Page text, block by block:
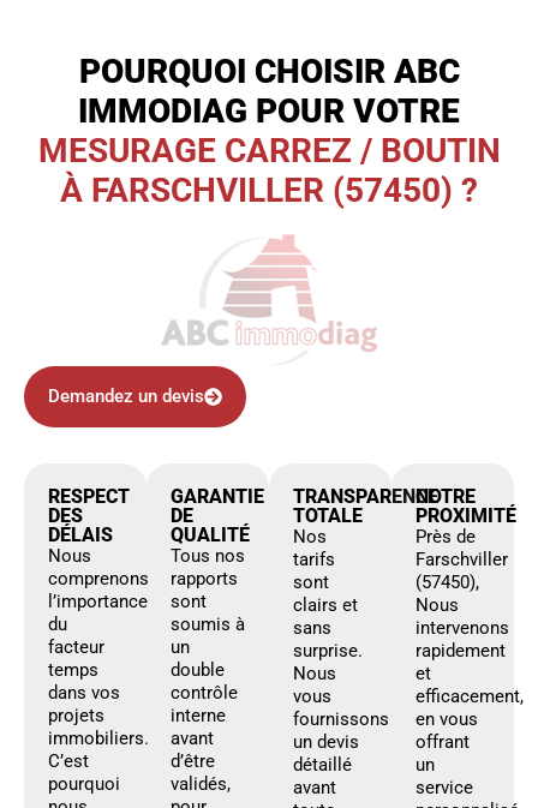
POURQUOI CHOISIR ABC
IMMODIAG POUR VOTRE
MESURAGE CARREZ / BOUTIN
À FARSCHVILLER (57450) ?
Demandez un devis
RESPECT
DES
DÉLAIS
Nous
comprenons
l’importance
du
facteur
temps
dans vos
projets
immobiliers.
C’est
pourquoi
GARANTIE
DE
QUALITÉ
Tous nos
rapports
sont
soumis à
un
double
contrôle
interne
avant
d’être
validés,
TRANSPARENCE
TOTALE
Nos
tarifs
sont
clairs et
sans
surprise.
Nous
vous
fournissons
un devis
détaillé
avant
NOTRE
PROXIMITÉ
Près de
Farschviller
(57450),
Nous
intervenons
rapidement
et
efficacement,
en vous
offrant
un
service